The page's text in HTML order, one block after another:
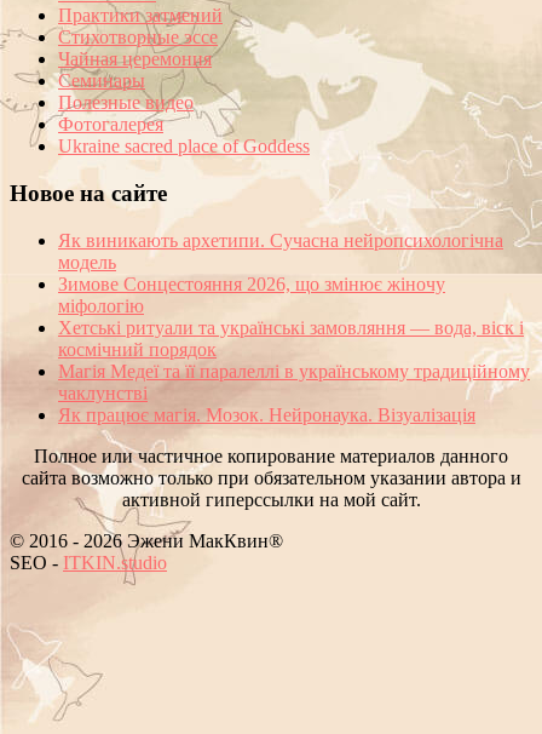
Практики затмений
Стихотворные эссе
Чайная церемония
Семинары
Полезные видео
Фотогалерея
Ukraine sacred place of Goddess
Новое на сайте
Як виникають архетипи. Сучасна нейропсихологічна
модель
Зимове Сонцестояння 2026, що змінює жіночу
міфологію
Хетські ритуали та українські замовляння — вода, віск і
космічний порядок
Магія Медеї та її паралеллі в українському традиційному
чаклунстві
Як працює магія. Мозок. Нейронаука. Візуалізація
Полное или частичное копирование материалов данного
сайта возможно только при обязательном указании автора и
активной гиперссылки на мой сайт.
© 2016 - 2026 Эжени МакКвин®
!P\- ITKIN.studio